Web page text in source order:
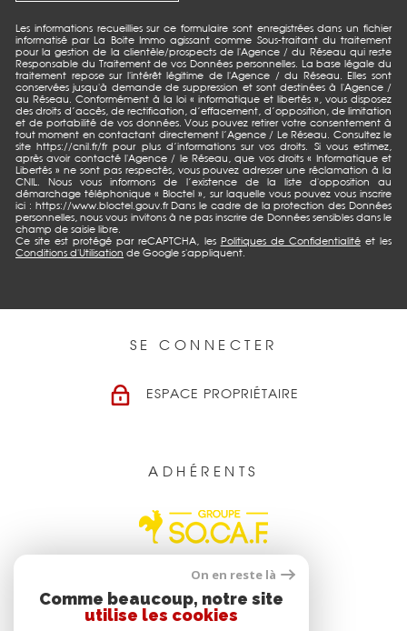
Les informations recueillies sur ce formulaire sont enregistrées dans un fichier
informatisé par La Boite Immo agissant comme Sous-traitant du traitement
pour la gestion de la clientèle/prospects de l'Agence / du Réseau qui reste
Responsable du Traitement de vos Données personnelles. La base légale du
traitement repose sur l'intérêt légitime de l'Agence / du Réseau. Elles sont
conservées jusqu'à demande de suppression et sont destinées à l'Agence /
au Réseau. Conformément à la loi « informatique et libertés », vous disposez
des droits d’accès, de rectification, d’effacement, d’opposition, de limitation
et de portabilité de vos données. Vous pouvez retirer votre consentement à
tout moment en contactant directement l’Agence / Le Réseau. Consultez le
site https://cnil.fr/fr pour plus d’informations sur vos droits. Si vous estimez,
après avoir contacté l'Agence / le Réseau, que vos droits « Informatique et
Libertés » ne sont pas respectés, vous pouvez adresser une réclamation à la
CNIL. Nous vous informons de l’existence de la liste d'opposition au
démarchage téléphonique « Bloctel », sur laquelle vous pouvez vous inscrire
ici : https://www.bloctel.gouv.fr Dans le cadre de la protection des Données
personnelles, nous vous invitons à ne pas inscrire de Données sensibles dans le
champ de saisie libre.
Ce site est protégé par reCAPTCHA, les Politiques de Confidentialitéet les
Conditions d'Utilisation de Google s'appliquent.
SE CONNECTER
ESPACE PROPRIÉTAIRE
ADHÉRENTS
On en reste là
Comme beaucoup, notre site
utilise les cookies